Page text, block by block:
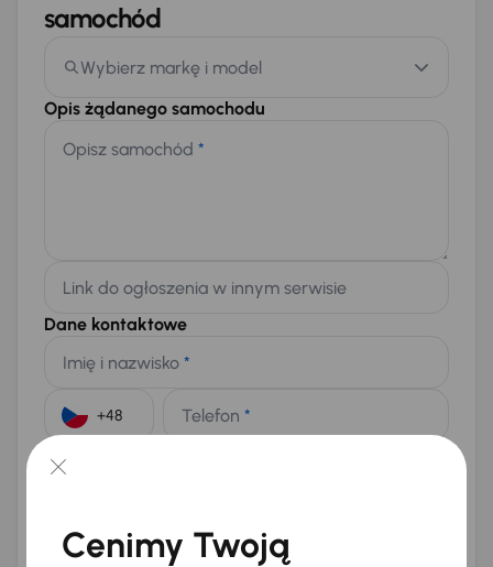
samochód
Wybierz markę i model
Opis żądanego samochodu
Opisz samochód *
Link do ogłoszenia w innym serwisie
Dane kontaktowe
Imię i nazwisko *
Telefon *
E-mail
Na numer telefonu (opcjonalnie)
Cenimy Twoją